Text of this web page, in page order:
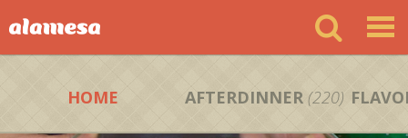
HOME AFTERDINNER (220)